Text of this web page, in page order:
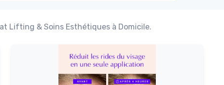
Lifting & Soins Esthétiques à Domicile.